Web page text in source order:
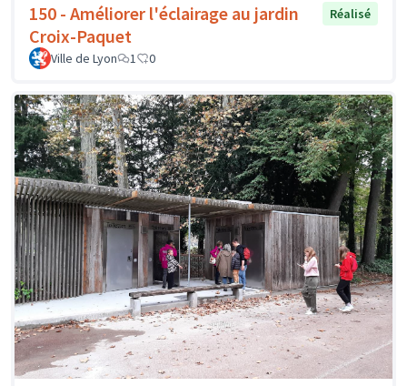
150 - Améliorer l'éclairage au jardin
Croix-Paquet
Réalisé
Ville de Lyon 1 0